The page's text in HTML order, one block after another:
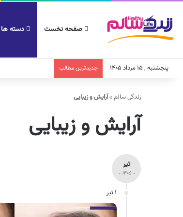
صفحه نخست دسته ها
پنجشنبه , ۱۵ مرداد ۱۴۰۵ جدیدترین مطالب
زندگی سالم »آرایش و زیبایی
آرایش و زیبایی
تیر
- ۱۴۰۵ -
۱ تیر